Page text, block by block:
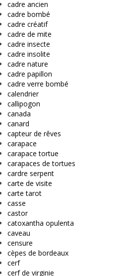
cadre ancien
cadre bombé
cadre créatif
cadre de mite
cadre insecte
cadre insolite
cadre nature
cadre papillon
cadre verre bombé
calendrier
callipogon
canada
canard
capteur de rêves
carapace
carapace tortue
carapaces de tortues
cardre serpent
carte de visite
carte tarot
casse
castor
catoxantha opulenta
caveau
censure
cèpes de bordeaux
cerf
cerf de virginie